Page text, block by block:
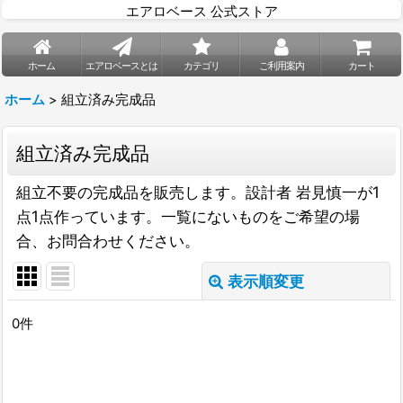
エアロベース 公式ストア
ホーム エアロベースとは カテゴリ ご利用案内 カート
ホーム > 組立済み完成品
組立済み完成品
組立不要の完成品を販売します。設計者 岩見慎一が1
点1点作っています。一覧にないものをご希望の場
合、お問合わせください。
表示順変更
表示数
0件